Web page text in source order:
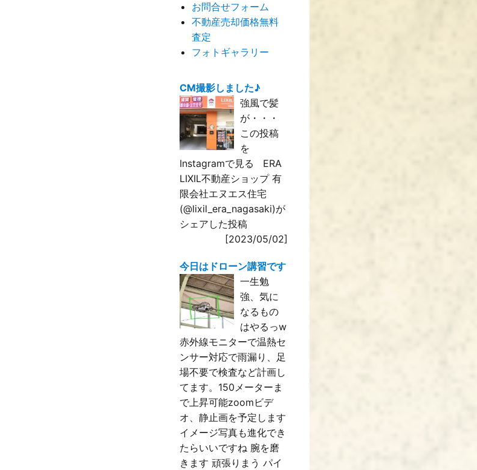
お問合せフォーム
不動産売却価格無料
査定
フォトギャラリー
CM撮影しました♪
強風で髪
が・・・
この投稿
を
Instagramで見る ERA
LIXIL不動産ショップ 有
限会社エヌエス住宅
(@lixil_era_nagasaki)が
シェアした投稿
[2023/05/02]
今日はドローン講習です
一生勉
強、気に
なるもの
はやるっw
赤外線モニターで温熱セ
ンサー対応で雨漏り、足
場不要で検査など計画し
てます。150メーターま
で上昇可能zoomビデ
オ、静止画を予定します
イメージ写真も進化でき
たらいいですね 腕を磨
きます 頑張りまう パイ